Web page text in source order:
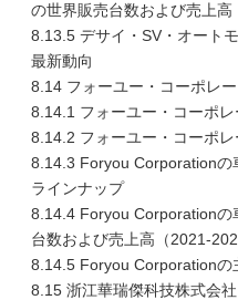
の世界販売台数および売上高
8.13.5 デサイ・SV・オート
最新動向
8.14 フォーユー・コーポレ
8.14.1 フォーユー・コーポ
8.14.2 フォーユー・コーポ
8.14.3 Foryou Corporationの
ラインナップ
8.14.4 Foryou Corporationの
台数および売上高（2021-
8.14.5 Foryou Corporationの
8.15 浙江華瑞傑科技株式会社